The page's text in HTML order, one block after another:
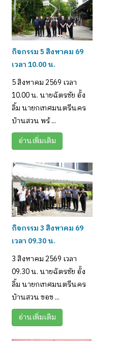
กิจกรรม 5 สิงหาคม 69
เวลา 10.00 น.
5 สิงหาคม 2569 เวลา
10.00 น. นายฉัตรชัย อั้ง
ลิ้ม นายกเทศมนตรีนคร
บ้านสวน พร้ ...
อ่านเพิ่มเติม
กิจกรรม 3 สิงหาคม 69
เวลา 09.30 น.
3 สิงหาคม 2569 เวลา
09.30 น. นายฉัตรชัย อั้ง
ลิ้ม นายกเทศมนตรีนคร
บ้านสวน ขอข ...
อ่านเพิ่มเติม